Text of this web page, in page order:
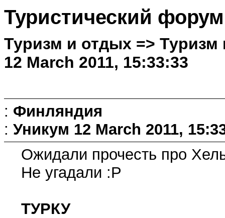
Туристический
Туризм и отдых =>
12 March 2011, 15:33:33
: Финляндия
: Уникум 12 March 2011,
Ожидали прочесть про
Не угадали :P
ТУРКУ